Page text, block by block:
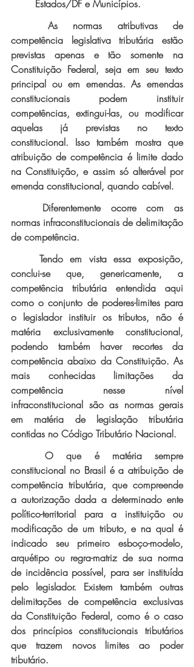
Estados/DF e Municípios.
As normas atributivas de
competência legislativa tributária estão
previstas apenas e tão somente na
Constituição Federal, seja em seu texto
principal ou em emendas. As emendas
constitucionais podem instituir
competências, extingui-las, ou modificar
aquelas já previstas no texto
constitucional. Isso também mostra que
atribuição de competência é limite dado
na Constituição, e assim só alterável por
emenda constitucional, quando cabível.
Diferentemente ocorre com as
normas infraconstitucionais de delimitação
de competência.
Tendo em vista essa exposição,
conclui-se que, genericamente, a
competência tributária entendida aqui
como o conjunto de poderes-limites para
o legislador instituir os tributos, não é
matéria exclusivamente constitucional,
podendo também haver recortes da
competência abaixo da Constituição. As
mais conhecidas limitações da
competência nesse nível
infraconstitucional são as normas gerais
em matéria de legislação tributária
contidas no Código Tributário Nacional.
O que é matéria sempre
constitucional no Brasil é a atribuição de
competência tributária, que compreende
a autorização dada a determinado ente
político-territorial para a instituição ou
modificação de um tributo, e na qual é
indicado seu primeiro esboço-modelo,
arquétipo ou regra-matriz de sua norma
de incidência possível, para ser instituída
pelo legislador. Existem também outras
delimitações de competência exclusivas
da Constituição Federal, como é o caso
dos princípios constitucionais tributários
que trazem novos limites ao poder
tributário.